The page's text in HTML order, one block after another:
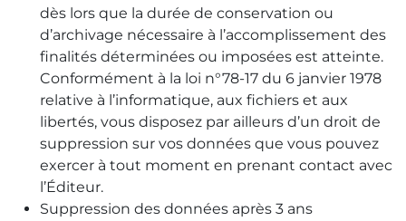
dès lors que la durée de conservation ou
d’archivage nécessaire à l’accomplissement des
finalités déterminées ou imposées est atteinte.
Conformément à la loi n°78-17 du 6 janvier 1978
relative à l’informatique, aux fichiers et aux
libertés, vous disposez par ailleurs d’un droit de
suppression sur vos données que vous pouvez
exercer à tout moment en prenant contact avec
l’Éditeur.
Suppression des données après 3 ans